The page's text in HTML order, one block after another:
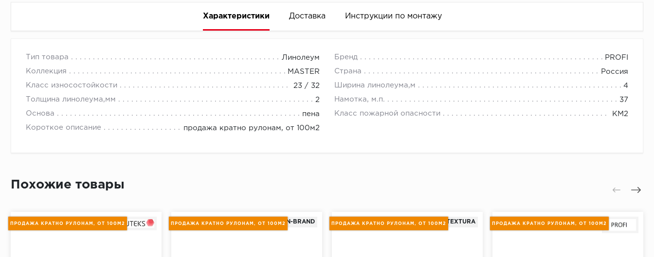
Характеристики Доставка Инструкции по монтажу
Тип товара Линолеум Бренд PROFI
Коллекция MASTER Страна Россия
Класс износостойкости 23 / 32 Ширина линолеума,м 4
Толщина линолеума,мм 2 Намотка, м.п. 37
Основа пена Класс пожарной опасности КМ2
Короткое описание продажа кратно рулонам, от 100м2
Первый ряд:
Монтаж второй и последующих пластин:
Похожие товары
ПРОДАЖА КРАТНО РУЛОНАМ, ОТ 100М2 ПРОДАЖА КРАТНО РУЛОНАМ, ОТ 100М2NON-BRAND ПРОДАЖА КРАТНО РУЛОНАМ, ОТ 100М2 TEXTURA ПРОДАЖА КРАТНО РУЛОНАМ, ОТ 100М2